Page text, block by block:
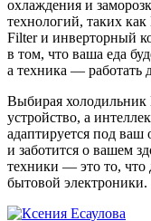
охлаждения и
технологий, таких
Filter и инверторный
в том, что ваша еда
а техника — работать
Выбирая холодильник
устройство, а
адаптируется под ваш
и заботится о вашем
техники — это то, что
бытовой электроники.